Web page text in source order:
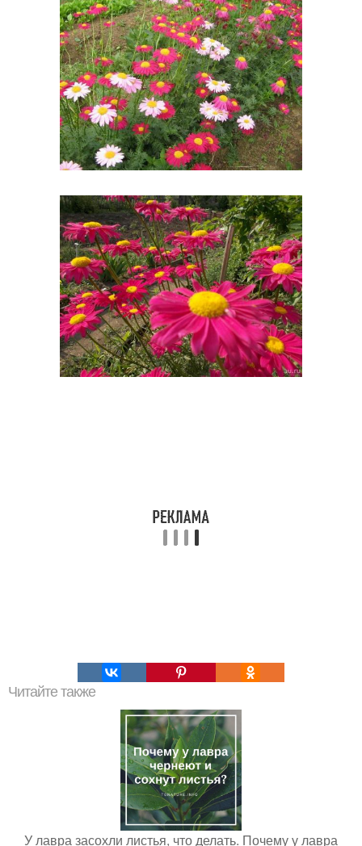
Читайте также
У лавра засохли листья, что делать. Почему у лавра